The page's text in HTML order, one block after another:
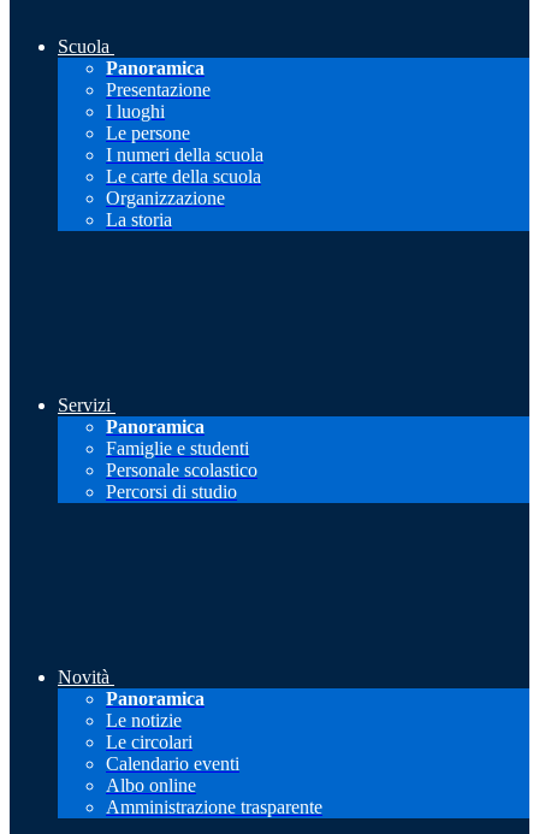
Scuola
Panoramica
Presentazione
I luoghi
Le persone
I numeri della scuola
Le carte della scuola
Organizzazione
La storia
Servizi
Panoramica
Famiglie e studenti
Personale scolastico
Percorsi di studio
Novità
Panoramica
Le notizie
Le circolari
Calendario eventi
Albo online
Amministrazione trasparente